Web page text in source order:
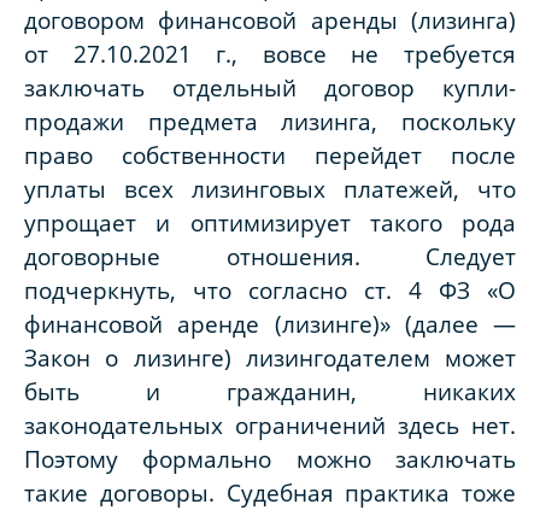
договором финансовой аренды (лизинга)
от 27.10.2021 г., вовсе не требуется
заключать отдельный договор купли-
продажи предмета лизинга, поскольку
право собственности перейдет после
уплаты всех лизинговых платежей, что
упрощает и оптимизирует такого рода
договорные отношения. Следует
подчеркнуть, что согласно ст. 4 ФЗ «О
финансовой аренде (лизинге)» (далее —
Закон о лизинге) лизингодателем может
быть и гражданин, никаких
законодательных ограничений здесь нет.
Поэтому формально можно заключать
такие договоры. Судебная практика тоже